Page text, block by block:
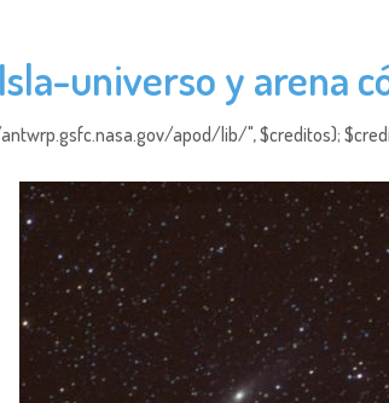
Isla-universo y arena
apod/lib/", $creditos);